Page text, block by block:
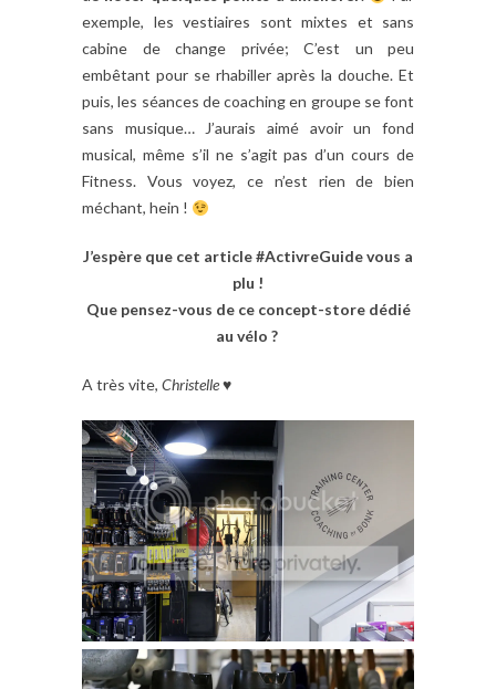
exemple, les vestiaires sont mixtes et sans
cabine de change privée; C’est un peu
embêtant pour se rhabiller après la douche. Et
puis, les séances de coaching en groupe se font
sans musique… J’aurais aimé avoir un fond
musical, même s’il ne s’agit pas d’un cours de
Fitness. Vous voyez, ce n’est rien de bien
méchant, hein !
J’espère que cet article #ActivreGuide vous a
plu !
Que pensez-vous de ce concept-store dédié
au vélo ?
A très vite, Christelle♥